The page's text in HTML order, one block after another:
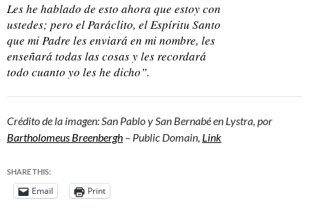
Les he hablado de esto ahora que estoy con
ustedes; pero el Paráclito, el Espíritu Santo
que mi Padre les enviará en mi nombre, les
enseñará todas las cosas y les recordará
todo cuanto yo les he dicho”.
Crédito de la imagen: San Pablo y San Bernabé en Lystra, por
Bartholomeus Breenbergh – Public Domain, Link
SHARE THIS:
Email Print